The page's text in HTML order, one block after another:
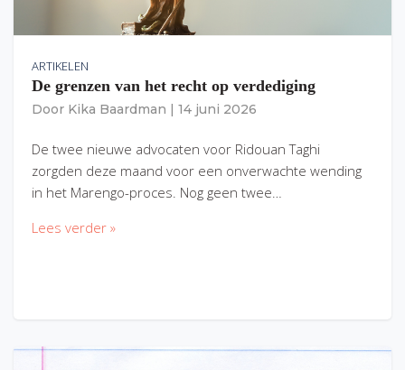
ARTIKELEN
De grenzen van het recht op verdediging
Door Kika Baardman 14 juni 2026
De twee nieuwe advocaten voor Ridouan Taghi
zorgden deze maand voor een onverwachte wending
in het Marengo-proces. Nog geen twee…
Lees verder »